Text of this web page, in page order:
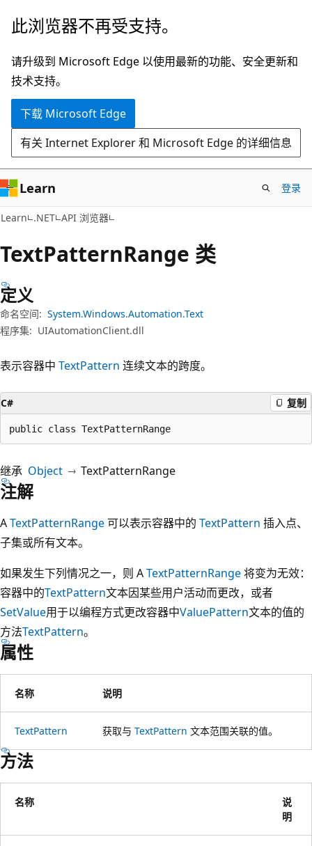
跳
主
要
内
跳
页
内
导
此浏览器不再受支持。
请升级到 Microsoft Edge 以使用最新的功能、安全更新和
技术支持。
下载 Microsoft Edge
有关 Internet Explorer 和 Microsoft Edge 的详细信息
Learn 登录
Learn .NET API 浏览器
TextPatternRange 类
定义
命名空间: System.Windows.Automation.Text
程序集: UIAutomationClient.dll
表示容器中 TextPattern 连续文本的跨度。
C# 复制
public class TextPatternRange
继承 Object TextPatternRange
注解
ATextPatternRange可以表示容器中的 TextPattern 插入点、
子集或所有文本。
如果发生下列情况之一，则 ATextPatternRange将变为无效：
容器中的TextPattern文本因某些用户活动而更改，或者
SetValue用于以编程方式更改容器中ValuePattern文本的值的
方法TextPattern。
属性
名称 说明
TextPattern 获取与 TextPattern 文本范围关联的值。
方法
名称
说
明